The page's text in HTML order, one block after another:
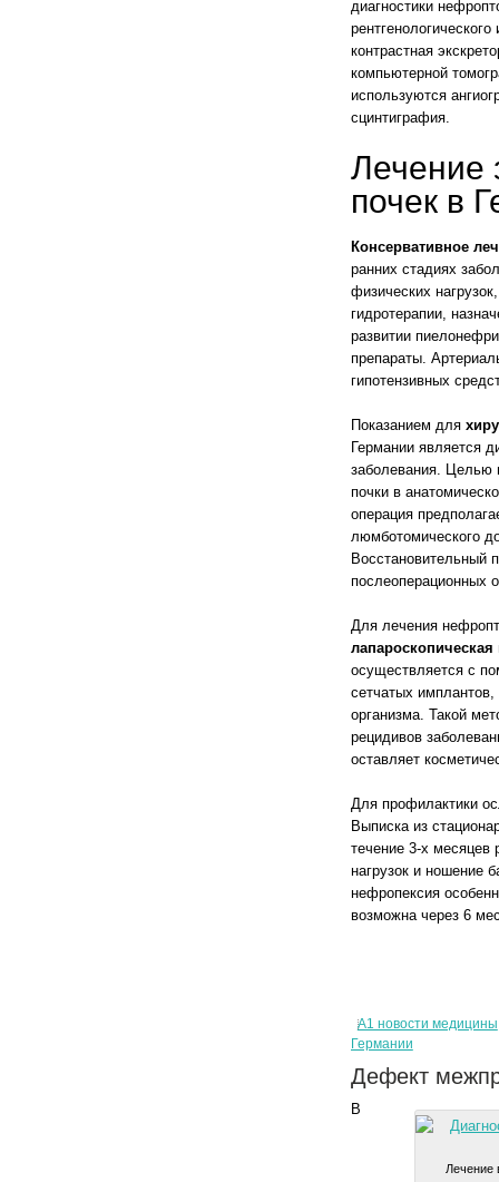
диагностики
контрастная
компьютерной
используются
сцинтиграфия.
Лечение
почек в
Консервативное
ранних стадиях
физических
гидротерапии,
развитии
препараты.
гипотензивных
Показанием для
Германии является
заболевания. Целью
почки в
операция
люмботомического
Восстановительный
послеоперационных
Для лечения
осуществляется с
сетчатых имплантов,
организма. Такой
рецидивов
оставляет
Для профилактики
Выписка из
течение 3-х месяцев
нагрузок и ношение
нефропексия
возможна через 6
А1 новости медицины
Германии
Дефект
Лечение
В